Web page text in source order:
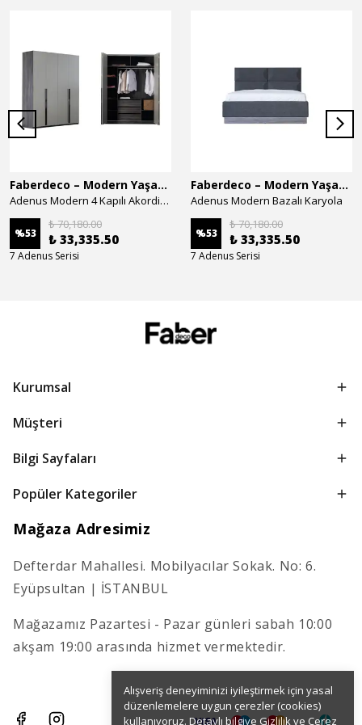
Alışveriş deneyiminizi iyileştirmek için yasal
düzenlemelere uygun çerezler (cookies)
kullanıyoruz. Detaylı bilgiye Gizlilik ve Çerez
Faberdeco – Modern Yaşam Alanları İçin Özel Tasarım Mobilyalar
Adenus Modern 4 Kapılı Akordion Dolap
%53
₺ 70,180.00
₺ 33,335.50
7 Adenus Serisi
Faberdeco – Modern Yaşam Alanları İçin Özel Tasarım Mobilyalar
Adenus Modern Bazalı Karyola
%53
₺ 70,180.00
₺ 33,335.50
7 Adenus Serisi
Kurumsal
Müşteri
Bilgi Sayfaları
Popüler Kategoriler
Mağaza Adresimiz
Defterdar Mahallesi. Mobilyacılar Sokak. No: 6.
Eyüpsultan | İSTANBUL
Mağazamız Pazartesi - Pazar günleri sabah 10:00
akşam 19:00 arasında hizmet vermektedir.